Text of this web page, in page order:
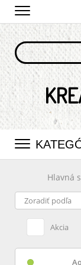
Hlavná
Akcia